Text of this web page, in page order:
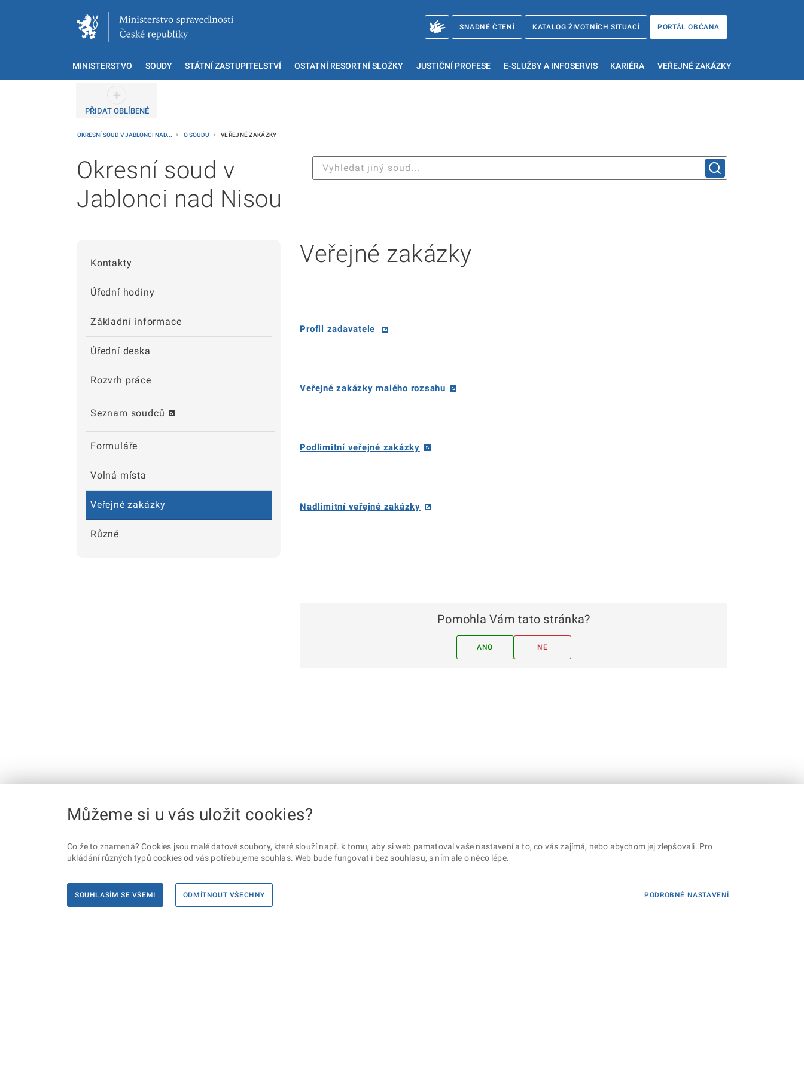
SNADNÉ ČTENÍ KATALOG ŽIVOTNÍCH SITUACÍ PORTÁL OBČANA
MINISTERSTVO SOUDY STÁTNÍ ZASTUPITELSTVÍ OSTATNÍ RESORTNÍ SLOŽKY JUSTIČNÍ PROFESE E-SLUŽBY A INFOSERVIS KARIÉRA VEŘEJNÉ ZAKÁZKY
PŘIDAT OBLÍBENÉ
OKRESNÍ SOUD V JABLONCI NAD... O SOUDU VEŘEJNÉ ZAKÁZKY
Okresní soud v
Jablonci nad Nisou
Kontakty
Úřední hodiny
Základní informace
Úřední deska
Rozvrh práce
Seznam soudců
Formuláře
Volná místa
Veřejné zakázky
Různé
Veřejné zakázky
Profil zadavatele
Veřejné zakázky malého rozsahu
Podlimitní veřejné zakázky
Nadlimitní veřejné zakázky
Pomohla Vám tato stránka?
ANO NE
Můžeme si u vás uložit cookies?
Co že to znamená? Cookies jsou malé datové soubory, které slouží např. k tomu, aby si web pamatoval vaše nastavení a to, co vás zajímá, nebo abychom jej zlepšovali. Pro
ukládání různých typů cookies od vás potřebujeme souhlas. Web bude fungovat i bez souhlasu, s ním ale o něco lépe.
SOUHLASÍM SE VŠEMI ODMÍTNOUT VŠECHNY PODROBNÉ NASTAVENÍ